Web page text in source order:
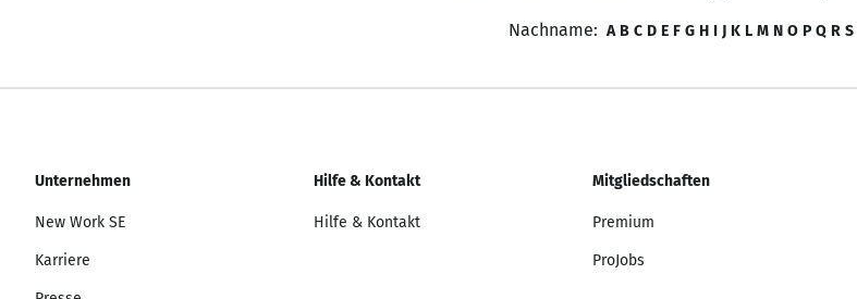
Nachname: A B C D E F G H I J K L M N O P Q R S
Unternehmen
New Work SE
Karriere
Hilfe & Kontakt
Hilfe & Kontakt
Mitgliedschaften
Premium
ProJobs